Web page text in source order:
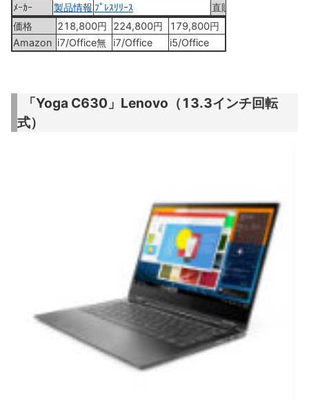
ﾒｰｶｰ
製品情報 ﾌﾟﾚｽﾘﾘｰｽ 直販
価格
218,800円 224,800円
179,800円
Amazon i7/Office無 i7/Office i5/Office
「Yoga C630」Lenovo（13.3インチ回転
式）